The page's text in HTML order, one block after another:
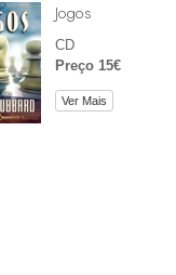
Jogos
CD
Preço 15€
Ver Mais